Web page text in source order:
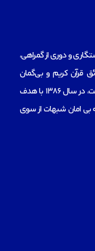
و دوری از گمراهی،
قرآن کریم و بی‌گمان
معارف اعتقادی سرلوحه آموزه‌های ائمه معصومان است، در سال 1386 با هدف
بی امان شبهات از سوی